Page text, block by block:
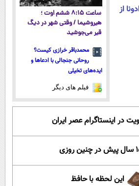
از
ساعت ۸:۱۵ ششم اوت ؛
هیروشیما / وقتی شهر در دیگ
قیر می‌جوشید
محمدباقر خرازی کیست؟
روحانی جنجالی با ادعاها و
ایده‌های تخیلی
فیلم های دیگر
در اینستاگرام عصر ایران
روزی
این لحظه با حافظ